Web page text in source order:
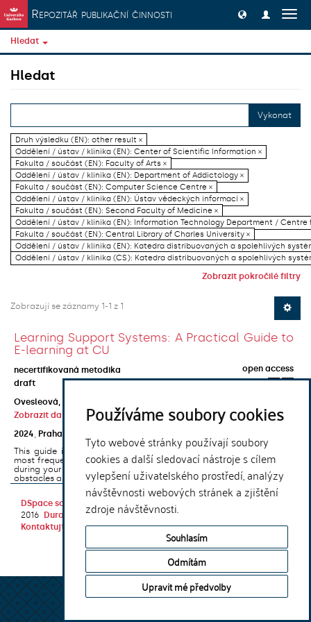
Používáme soubory cookies
Tyto webové stránky používají soubory
cookies a další sledovací nástroje s cílem
vylepšení uživatelského prostředí, analýzy
návštěvnosti webových stránek a zjištění
zdroje návštěvnosti.
Souhlasím
Odmítám
Upravit mé předvolby
Přeskočit na obsah
Repozitář publikační činnosti
Hledat
Hledat
Vykonat
Druh výsledku (EN): other result ×
Oddělení / ústav / klinika (EN): Center of Scientific Information ×
Fakulta / součást (EN): Faculty of Arts ×
Oddělení / ústav / klinika (EN): Department of Addictology ×
Fakulta / součást (EN): Computer Science Centre ×
Oddělení / ústav / klinika (EN): Ústav vědeckých informací ×
Fakulta / součást (EN): Second Faculty of Medicine ×
Oddělení / ústav / klinika (EN): Information Technology Department / Centre
Fakulta / součást (EN): Central Library of Charles University ×
Oddělení / ústav / klinika (EN): Katedra distribuovaných a spolehlivých
Oddělení / ústav / klinika (CS): Katedra distribuovaných a spolehlivých
Zobrazit pokročilé filtry
Zobrazují se záznamy 1-1 z 1
Learning Support Systems: A Practical Guide to
E-learning at CU
necertifikovaná metodika
open access
draft
Ovesleová, Hana
Zobrazit další autory
2024
Praha
This guide introduces the e-learning support tools that are used
most frequently at Charles University and that you may encounter
during your studies. It will also help you to avoid the most common
obstacles associated ...
DSpace software
copyright © 2002-
2016
DuraSpace
Kontaktujte nás|Vyjádření názoru